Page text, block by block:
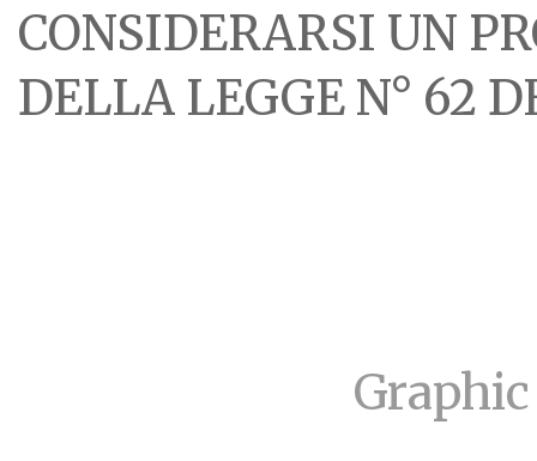
CONSIDERARSI UN
DELLA LEGGE N° 62